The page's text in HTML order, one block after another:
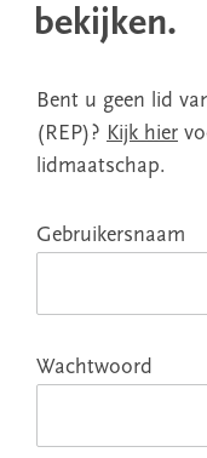
bekijken.
Bent u geen lid
(REP)? Kijk hier
lidmaatschap.
Gebruikersnaam
Wachtwoord